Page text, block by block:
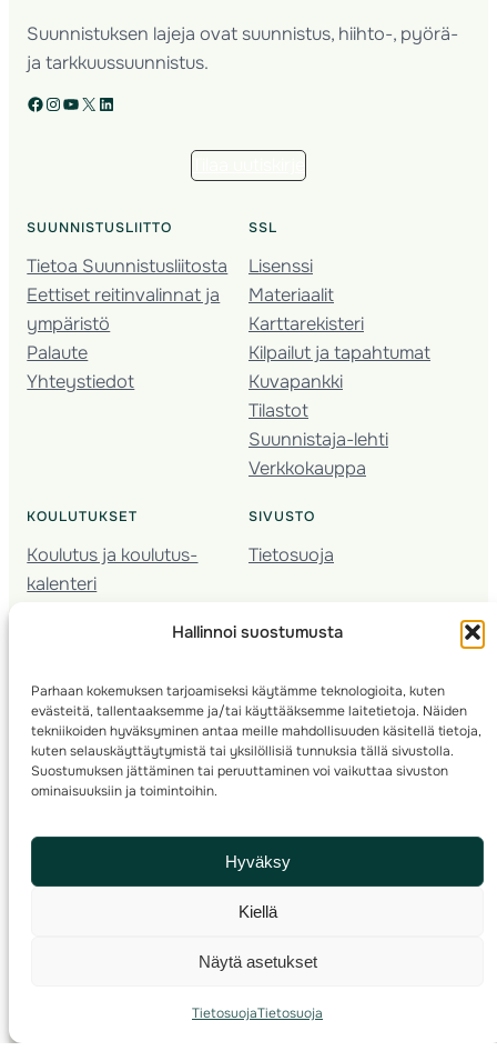
Hallinnoi suostumusta
Parhaan kokemuksen tarjoamiseksi käytämme teknologioita, kuten
evästeitä, tallentaaksemme ja/tai käyttääksemme laitetietoja. Näiden
tekniikoiden hyväksyminen antaa meille mahdollisuuden käsitellä tietoja,
kuten selauskäyttäytymistä tai yksilöllisiä tunnuksia tällä sivustolla.
Suostumuksen jättäminen tai peruuttaminen voi vaikuttaa sivuston
ominaisuuksiin ja toimintoihin.
Hyväksy
Kiellä
Näytä asetukset
TietosuojaTietosuoja
Suunnistuksen lajeja ovat suunnistus, hiihto-, pyörä-
ja tarkkuussuunnistus.
Facebook Instagram YouTube X LinkedIn
SUUNNISTUSLIITTO
Tietoa Suunnistusliitosta
Eettiset reitinvalinnat ja
ympäristö
Palaute
Yhteystiedot
SSL
Lisenssi
Materiaalit
Karttarekisteri
Kilpailut ja tapahtumat
Kuvapankki
Tilastot
Suunnistaja-lehti
Verkkokauppa
KOULUTUKSET
Koulutus ja koulutus­
kalenteri
Seura­kehittäminen
Kartoitus
Ratamestari
SIVUSTO
Tietosuoja
© 2025 ·Suomen Suunnistusliitto· Valimotie 10, 00380 Helsinki, Finland
info(a)suunnistusliitto.fi,Rastilipun asiat: rastilippu(a)suunnistusliitto.fi
Kilpailut ja kuntorastit – Rastilippu:::Rastilipun ohjeet